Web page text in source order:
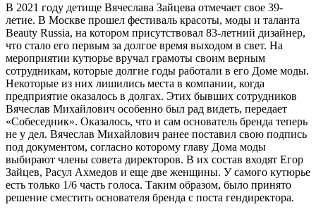
В 2021 году детище Вячеслава Зайцева отмечает свое 39-
летие. В Москве прошел фестиваль красоты, моды и таланта
Beauty Russia, на котором присутствовал 83-летний дизайнер,
что стало его первым за долгое время выходом в свет. На
мероприятии кутюрье вручал грамоты своим верным
сотрудникам, которые долгие годы работали в его Доме моды.
Некоторые из них лишились места в компании, когда
предприятие оказалось в долгах. Этих бывших сотрудников
Вячеслав Михайлович особенно был рад видеть, передает
«Собеседник». Оказалось, что и сам основатель бренда теперь
не у дел. Вячеслав Михайлович ранее поставил свою подпись
под документом, согласно которому главу Дома моды
выбирают члены совета директоров. В их состав входят Егор
Зайцев, Расул Ахмедов и еще две женщины. У самого кутюрье
есть только 1/6 часть голоса. Таким образом, было принято
решение сместить основателя бренда с поста гендиректора.